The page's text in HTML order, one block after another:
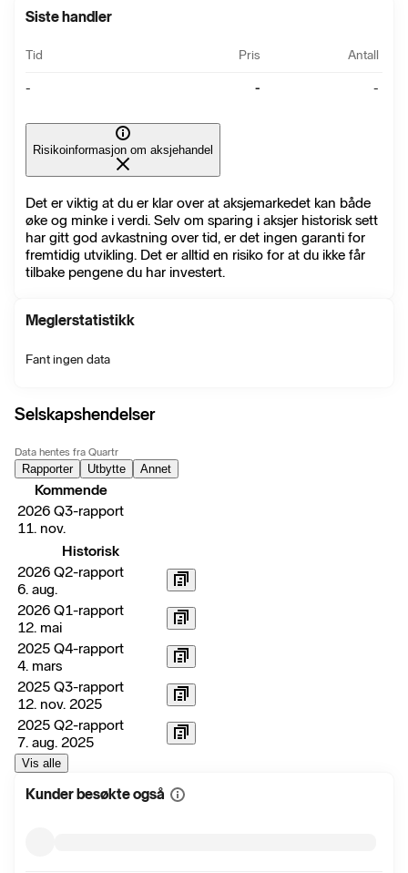
Siste handler
Tid Pris Antall
- - -
Risikoinformasjon om aksjehandel
Det er viktig at du er klar over at aksjemarkedet kan både
øke og minke i verdi. Selv om sparing i aksjer historisk sett
har gitt god avkastning over tid, er det ingen garanti for
fremtidig utvikling. Det er alltid en risiko for at du ikke får
tilbake pengene du har investert.
Meglerstatistikk
Fant ingen data
Selskapshendelser
Data hentes fra Quartr
Rapporter Utbytte Annet
Kommende
2026 Q3-rapport
11. nov.
Historisk
2026 Q2-rapport
6. aug.
2026 Q1-rapport
12. mai
2025 Q4-rapport
4. mars
2025 Q3-rapport
12. nov. 2025
2025 Q2-rapport
7. aug. 2025
Vis alle
Kunder besøkte også Vis